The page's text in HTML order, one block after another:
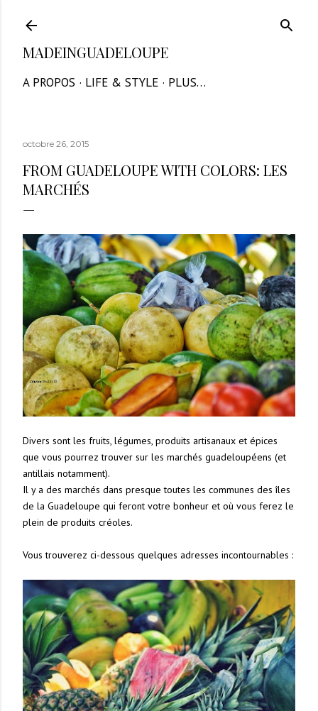
MADEINGUADELOUPE
A PROPOS LIFE & STYLE PLUS…
octobre 26, 2015
FROM GUADELOUPE WITH COLORS: LES
MARCHÉS
Divers sont les fruits, légumes, produits artisanaux et épices
que vous pourrez trouver sur les marchés guadeloupéens (et
antillais notamment).
Il y a des marchés dans presque toutes les communes des îles
de la Guadeloupe qui feront votre bonheur et où vous ferez le
plein de produits créoles.
Vous trouverez ci-dessous quelques adresses incontournables :